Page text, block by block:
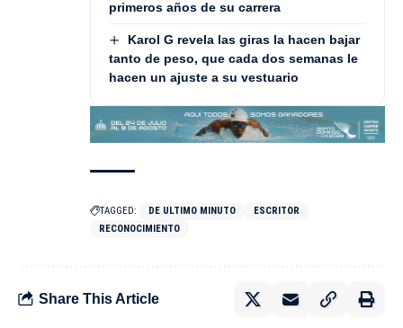
primeros años de su carrera
Karol G revela las giras la hacen bajar
tanto de peso, que cada dos semanas le
hacen un ajuste a su vestuario
TAGGED: DE ULTIMO MINUTO
ESCRITOR
RECONOCIMIENTO
Share This Article